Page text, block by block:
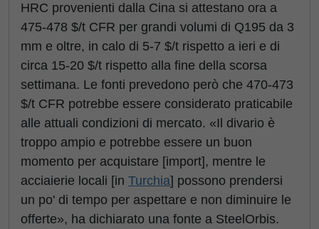
HRC provenienti dalla Cina si attestano ora a
475-478 $/t CFR per grandi volumi di Q195 da 3
mm e oltre, in calo di 5-7 $/t rispetto a ieri e di
circa 15-20 $/t rispetto alla fine della scorsa
settimana. Le fonti prevedono però che 470-473
$/t CFR potrebbe essere considerato praticabile
alle attuali condizioni di mercato. «Il divario è
troppo ampio e potrebbe essere un buon
momento per acquistare [import], mentre le
acciaierie locali [in Turchia] possono prendersi
un po' di tempo per aspettare e non diminuire le
offerte», ha dichiarato una fonte a SteelOrbis.